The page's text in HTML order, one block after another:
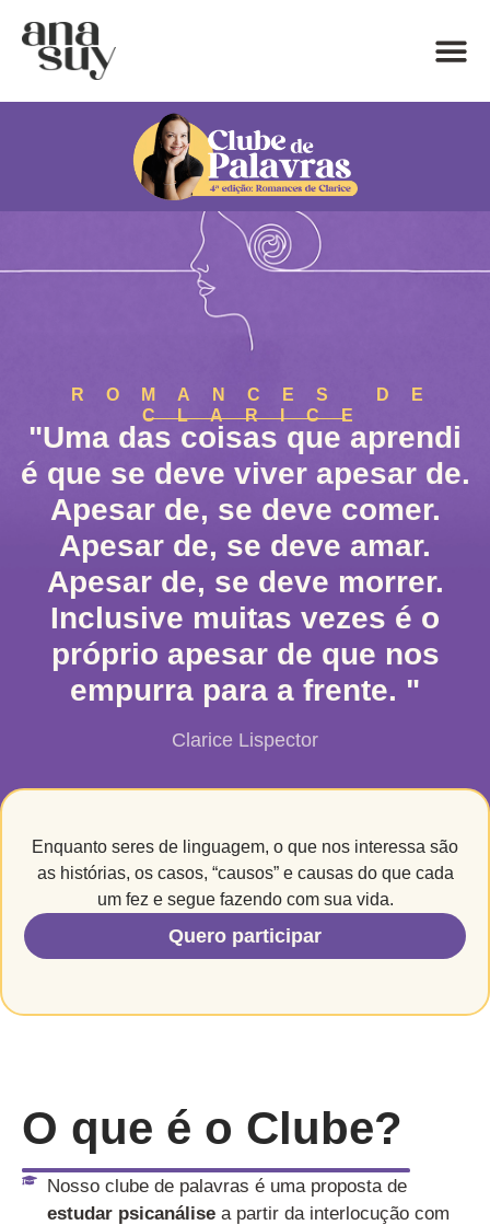
ROMANCES DE
CLARICE
"Uma das coisas que aprendi
é que se deve viver apesar de.
Apesar de, se deve comer.
Apesar de, se deve amar.
Apesar de, se deve morrer.
Inclusive muitas vezes é o
próprio apesar de que nos
empurra para a frente. "
Clarice Lispector
Enquanto seres de linguagem, o que nos interessa são
as histórias, os casos, “causos” e causas do que cada
um fez e segue fazendo com sua vida.
Quero participar
O que é o Clube?
Nosso clube de palavras é uma proposta de
estudar psicanálisea partir da interlocução com